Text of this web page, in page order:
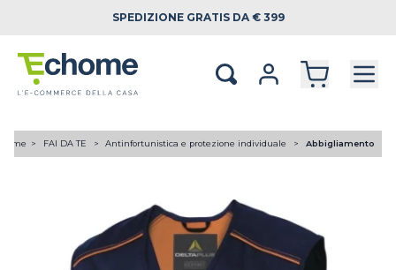
SPEDIZIONE GRATIS DA € 399
Home FAI DA TE Antinfortunistica e protezione individuale Abbigliamento